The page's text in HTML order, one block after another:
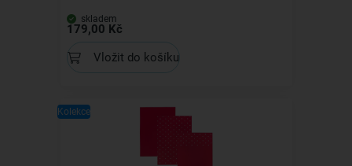
skladem
179,00 Kč
Vložit do košíku
Kolekce